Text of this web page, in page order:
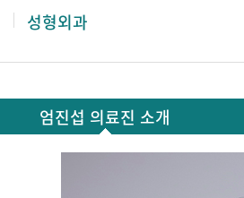
성형외과
엄진섭 의료진 소개